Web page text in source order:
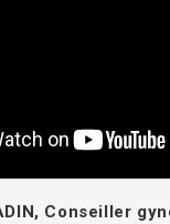
Conseiller